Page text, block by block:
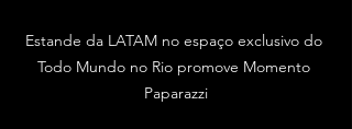
Estande da LATAM no espaço exclusivo do
Todo Mundo no Rio promove Momento
Paparazzi